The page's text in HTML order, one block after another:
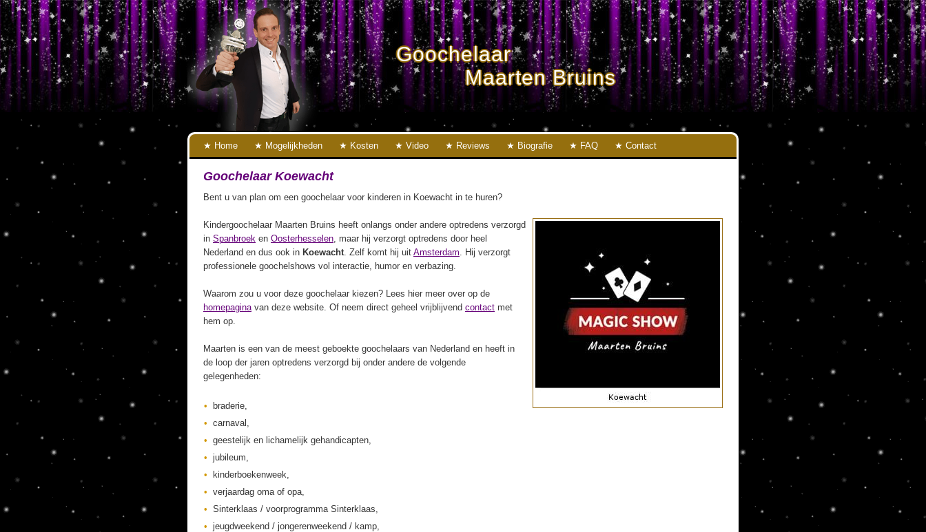
Goochelaar
Maarten Bruins
Home Mogelijkheden Kosten Video Reviews Biografie FAQ Contact
Goochelaar Koewacht
Bent u van plan om een goochelaar voor kinderen in Koewacht in te huren?
Kindergoochelaar Maarten Bruins heeft onlangs onder andere optredens verzorgd
in Spanbroek en Oosterhesselen, maar hij verzorgt optredens door heel
Nederland en dus ook in Koewacht. Zelf komt hij uit Amsterdam. Hij verzorgt
professionele goochelshows vol interactie, humor en verbazing.
Waarom zou u voor deze goochelaar kiezen? Lees hier meer over op de
homepaginavan deze website. Of neem direct geheel vrijblijvend contact met
hem op.
Maarten is een van de meest geboekte goochelaars van Nederland en heeft in
de loop der jaren optredens verzorgd bij onder andere de volgende
gelegenheden:
braderie,
carnaval,
geestelijk en lichamelijk gehandicapten,
jubileum,
kinderboekenweek,
verjaardag oma of opa,
Sinterklaas / voorprogramma Sinterklaas,
jeugdweekend / jongerenweekend / kamp,